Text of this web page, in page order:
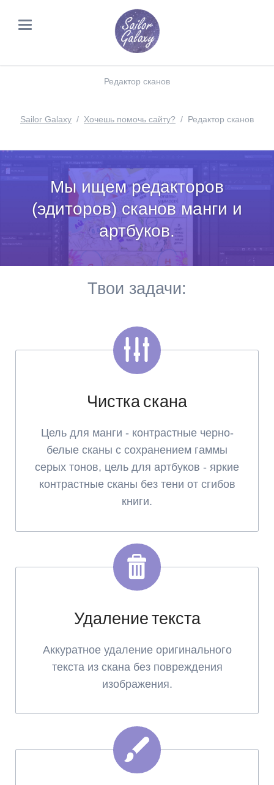
Редактор сканов
Sailor Galaxy Хочешь помочь сайту? Редактор сканов
Мы ищем редакторов
(эдиторов) сканов манги и
артбуков.
Твои задачи:
Чистка скана
Цель для манги - контрастные черно-
белые сканы с сохранением гаммы
серых тонов, цель для артбуков - яркие
контрастные сканы без тени от сгибов
книги.
Удаление текста
Аккуратное удаление оригинального
текста из скана без повреждения
изображения.